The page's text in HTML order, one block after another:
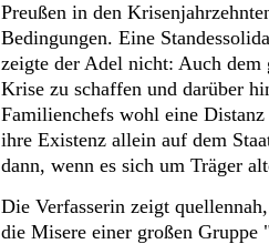
Preußen in den
Bedingungen. Eine
zeigte der Adel nicht: Auch dem
Krise zu schaffen und darüber
Familienchefs wohl eine
ihre Existenz allein auf dem
dann, wenn es sich um Träger
Die Verfasserin zeigt
die Misere einer großen Gruppe